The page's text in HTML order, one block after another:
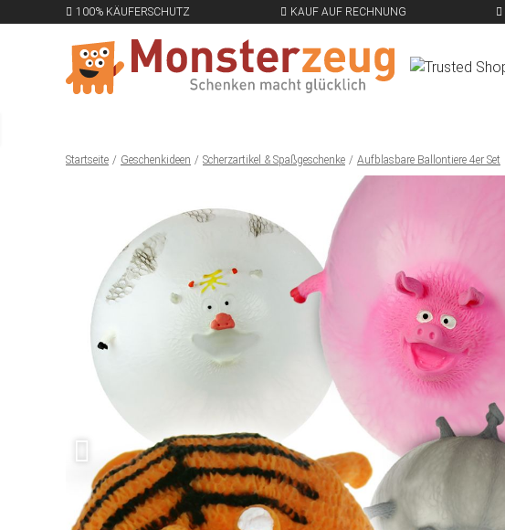
100% KÄUFERSCHUTZ KAUF AUF RECHNUNG
Startseite Geschenkideen Scherzartikel & Spaßgeschenke Aufblasbare Ballontiere 4er Set